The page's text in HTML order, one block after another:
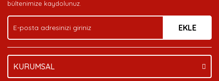
bültenimize kaydolunuz.
EKLE
KURUMSAL